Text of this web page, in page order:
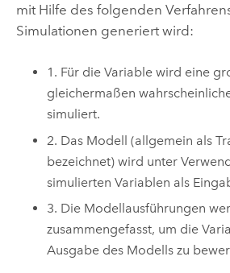
mit Hilfe des folgenden
Simulationen generiert wird:
1. Für die Variable wird eine
gleichermaßen
simuliert.
2. Das Modell (allgemein als
bezeichnet) wird unter
simulierten Variablen als
3. Die Modellausführungen
zusammengefasst, um die
Ausgabe des Modells zu